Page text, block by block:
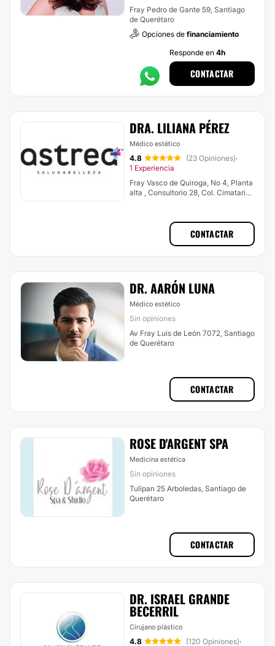
Fray Pedro de Gante 59, Santiago
de Querétaro
Opciones de financiamiento
Responde en 4h
CONTACTAR
DRA. LILIANA PÉREZ
Médico estético
4.8 (23 Opiniones)·
1 Experiencia
Fray Vasco de Quiroga, No 4, Planta
alta , Consultorio 28, Col. Cimatario
CONTACTAR
DR. AARÓN LUNA
Médico estético
Sin opiniones
Av Fray Luis de León 7072, Santiago
de Querétaro
CONTACTAR
ROSE D'ARGENT SPA
Medicina estética
Sin opiniones
Tulipan 25 Arboledas, Santiago de
Querétaro
CONTACTAR
DR. ISRAEL GRANDE
BECERRIL
Cirujano plástico
4.8 (120 Opiniones)·